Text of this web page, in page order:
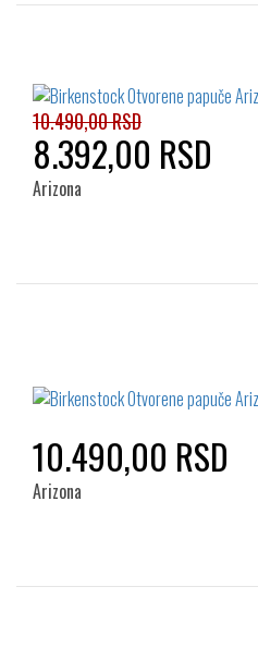
10.490,00 RSD
8.392,00 RSD
Arizona
10.490,00 RSD
Arizona